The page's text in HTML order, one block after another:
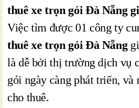
thuê xe trọn gói Đà Nẵng
Việc tìm được 01 công ty
thuê xe trọn gói Đà Nẵng
là dễ bởi thị trường dịch vụ
gói ngày càng phát triển, và
cho thuê.